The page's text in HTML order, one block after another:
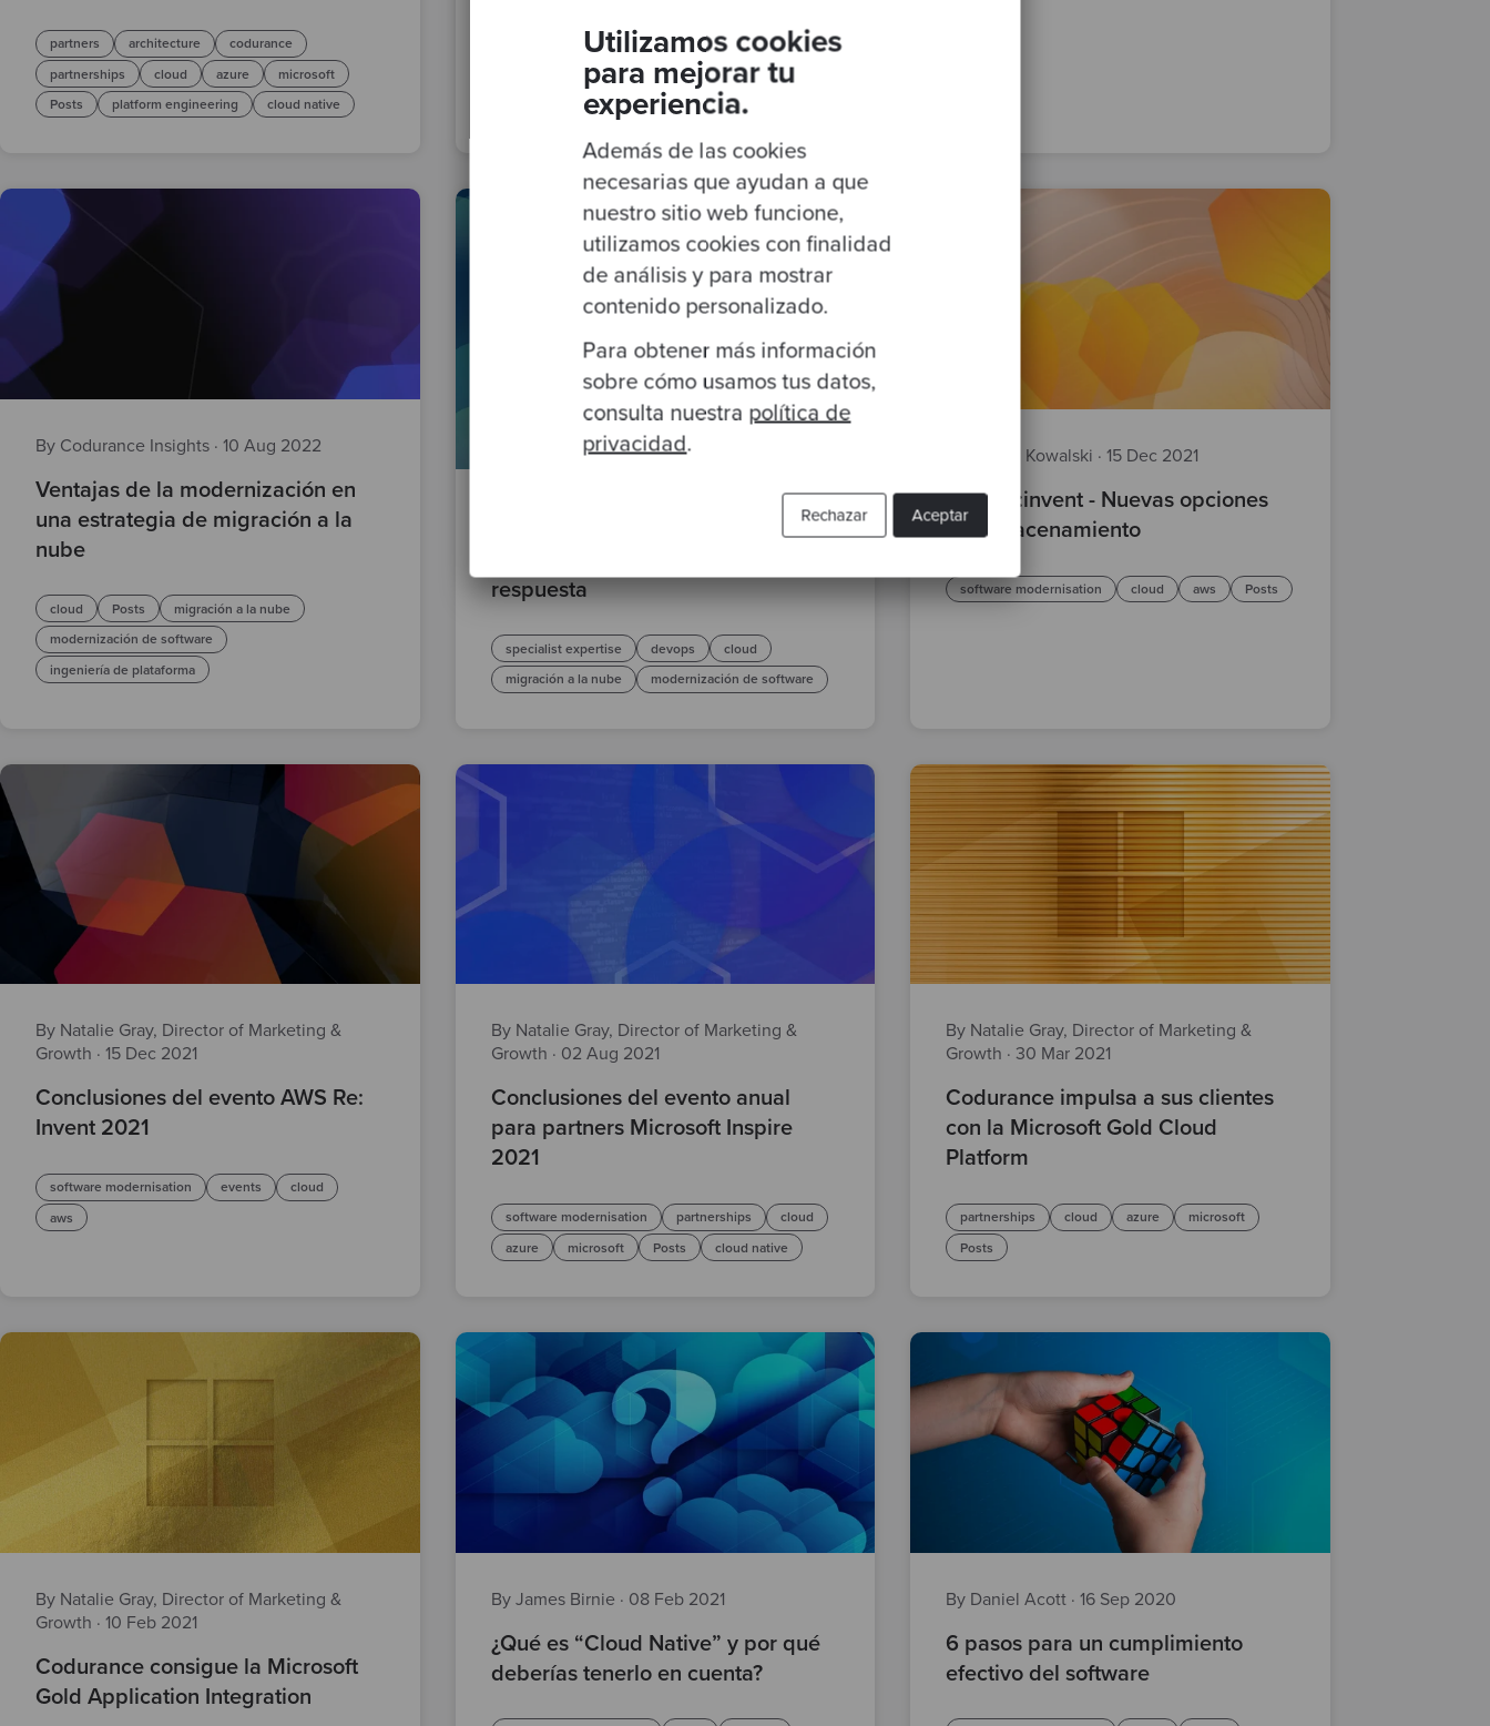
Utilizamos cookies
para mejorar tu
experiencia.
Además de las cookies
necesarias que ayudan a que
nuestro sitio web funcione,
utilizamos cookies con finalidad
de análisis y para mostrar
contenido personalizado.
Para obtener más información
sobre cómo usamos tus datos,
consulta nuestra política de
privacidad.
Aceptar
Rechazar
partners architecture
codurance
partnerships
cloud azure
microsoft
Posts
platform engineering cloud native
ingeniería de plataforma
By Codurance Insights · 10 Aug 2022
Ventajas de la modernización en
una estrategia de migración a la
nube
cloud Posts
migración a la nube
modernización de software
ingeniería de plataforma
respuesta
specialist expertise devops
cloud
migración a la nube
modernización de software
By Maciej Kowalski · 15 Dec 2021
AWS re:invent - Nuevas opciones
de almacenamiento
software modernisation cloud aws Posts
By Natalie Gray, Director of Marketing &
Growth · 15 Dec 2021
Conclusiones del evento AWS Re:
Invent 2021
software modernisation events
cloud
aws
By Natalie Gray, Director of Marketing &
Growth · 02 Aug 2021
Conclusiones del evento anual
para partners Microsoft Inspire
2021
software modernisation partnerships
cloud
azure
microsoft Posts cloud native
By Natalie Gray, Director of Marketing &
Growth · 30 Mar 2021
Codurance impulsa a sus clientes
con la Microsoft Gold Cloud
Platform
partnerships cloud azure
microsoft
Posts
By Natalie Gray, Director of Marketing &
Growth · 10 Feb 2021
Codurance consigue la Microsoft
Gold Application Integration
By James Birnie · 08 Feb 2021
¿Qué es “Cloud Native” y por qué
deberías tenerlo en cuenta?
By Daniel Acott · 16 Sep 2020
6 pasos para un cumplimiento
efectivo del software